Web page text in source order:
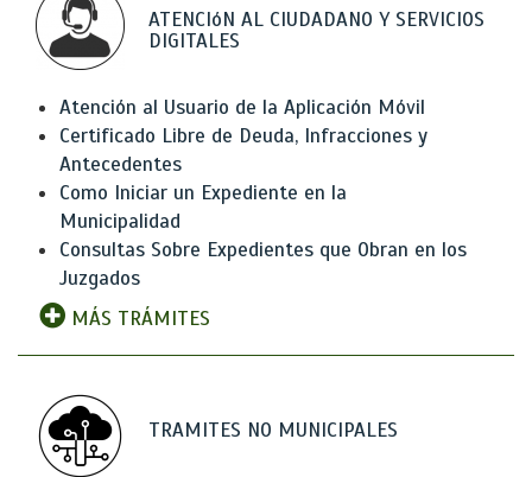
ATENCIóN AL CIUDADANO Y SERVICIOS
DIGITALES
Atención al Usuario de la Aplicación Móvil
Certificado Libre de Deuda, Infracciones y
Antecedentes
Como Iniciar un Expediente en la
Municipalidad
Consultas Sobre Expedientes que Obran en los
Juzgados
MÁS TRÁMITES
TRAMITES NO MUNICIPALES